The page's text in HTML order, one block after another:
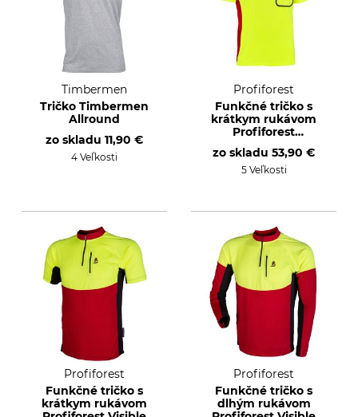
Timbermen
Tričko Timbermen
Allround
zo skladu 11,90 €
4 Veľkosti
Profiforest
Funkčné tričko s
krátkym rukávom
Profiforest
Innovation
zo skladu 53,90 €
5 Veľkosti
Profiforest
Funkčné tričko s
krátkym rukávom
Profiforest
Funkčné tričko s
dlhým rukávom